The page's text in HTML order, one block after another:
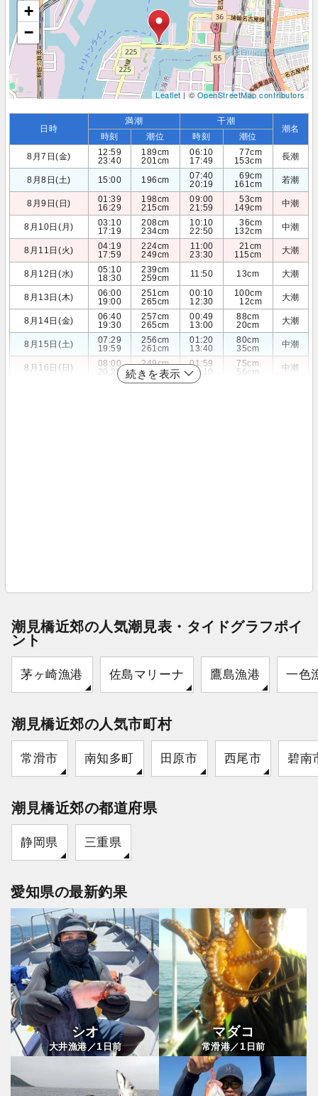
+
−
Leaflet| ©OpenStreetMap contributors
日時
満潮 干潮
潮名
時刻 潮位 時刻
潮位
8月7日(金)
12:59
23:40
189cm
201cm
06:10
17:49
77cm
153cm
長潮
8月8日(土) 15:00 196cm
07:40
20:19
69cm
161cm
若潮
8月9日(日)
01:39
16:29
198cm
215cm
09:00
21:59
53cm
149cm
中潮
8月10日(月)
03:10
17:19
208cm
234cm
10:10
22:50
36cm
132cm
中潮
8月11日(火)
04:19
17:59
224cm
249cm
11:00
23:30
21cm
115cm
大潮
8月12日(水)
05:10
18:30
239cm
259cm
11:50 13cm 大潮
8月13日(木)
06:00
19:00
251cm
265cm
00:10
12:30
100cm
12cm
大潮
8月14日(金)
06:40
19:30
257cm
265cm
00:49
13:00
88cm
20cm
大潮
8月15日(土)
07:29
19:59
256cm
261cm
01:20
13:40
80cm
35cm
中潮
8月16日(日)
08:00
20:20
249cm
254cm
01:59
14:10
75cm
56cm
中潮
続きを表示
潮見橋近郊の人気潮見表・タイドグラフポイ
ント
茅ヶ崎漁港 佐島マリーナ 鷹島漁港 一色
潮見橋近郊の人気市町村
常滑市 南知多町 田原市 西尾市 碧南
潮見橋近郊の都道府県
静岡県 三重県
愛知県の最新釣果
シオ
大井漁港／1 日前
マダコ
常滑港／1 日前